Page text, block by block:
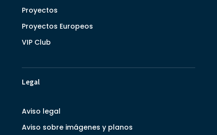
Proyectos
Proyectos Europeos
VIP Club
Legal
Aviso legal
Aviso sobre imágenes y planos